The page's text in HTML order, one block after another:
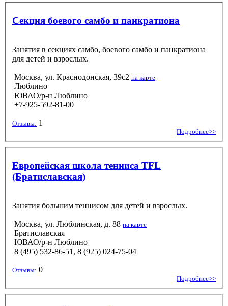
Секция боевого самбо и панкратиона
Занятия в секциях самбо, боевого самбо и панкратиона
для детей и взрослых.
Москва, ул. Краснодонская, 39с2 на карте
Люблино
ЮВАО/р-н Люблино
+7-925-592-81-00
Отзывы: 1
Подробнее>>
Европейская школа тенниса TFL
(Братиславская)
Занятия большим теннисом для детей и взрослых.
Москва, ул. Люблинская, д. 88 на карте
Братиславская
ЮВАО/р-н Люблино
8 (495) 532-86-51, 8 (925) 024-75-04
Отзывы: 0
Подробнее>>